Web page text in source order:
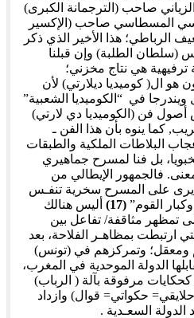
صاحب (الترجمانة الكبرى)
المسطاسي صاحب (الإكسير
الرباطي؛ هذا الأخير الذي ذكر
الطلبة) وإن قبلنا
هي نتاج مخزني؛
هو ال( كوميديا ديلارتي) لأن
ويندرجا في “الكوميديا الشعبية”
أصول فن (الكوميديا دي لارتي)
التقريب, كما ينوه بأن هذا الفن ـ
البلاطات الملكية والطبقات
بل فنا لمسرح جماهيري
فالجمهور الإيطالي من
يرى على المسرح سخرية تنفـس
القوم” (17)
أليس هنالك
تمظهر مثاقفة/ تفاعل بين
ارتبطت بمظاهـر الفلاحة، بعد
ومعقل؛ وتمركزهم في (تونس)
الدولة الموحدية في المغرب،
كحكايات مرفوقة بآلة ( الرباب)
حكواتي= قوال) وازداد
الدولة السعـدية .